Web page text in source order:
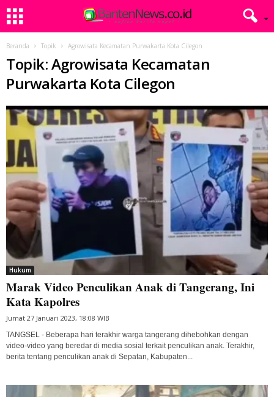
Beranda Topik Agrowisata Kecamatan Purwakarta Kota Cilegon
Topik: Agrowisata Kecamatan
Purwakarta Kota Cilegon
Hukum
Marak Video Penculikan Anak di Tangerang, Ini
Kata Kapolres
Jumat 27 Januari 2023, 18:08 WIB
TANGSEL - Beberapa hari terakhir warga tangerang dihebohkan dengan
video-video yang beredar di media sosial terkait penculikan anak. Terakhir,
berita tentang penculikan anak di Sepatan, Kabupaten...